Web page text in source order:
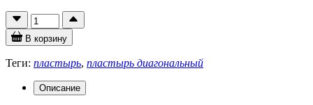
В корзину
Теги: пластырь, пластырь диагональный
Описание